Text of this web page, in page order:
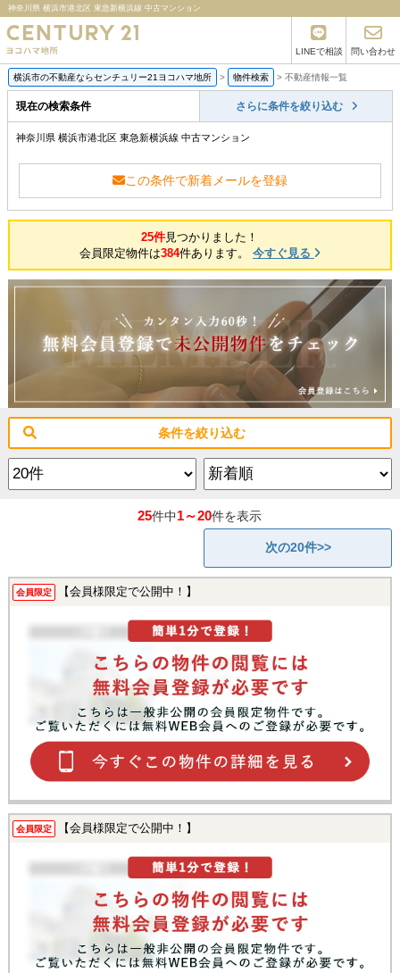
神奈川県 横浜市港北区 東急新横浜線 中古マンション
LINEで相談 問い合わせ
横浜市の不動産ならセンチュリー21ヨコハマ地所 > 物件検索 > 不動産情報一覧
現在の検索条件 さらに条件を絞り込む
神奈川県 横浜市港北区 東急新横浜線 中古マンション
この条件で新着メールを登録
25件見つかりました！
会員限定物件は384件あります。 今すぐ見る
条件を絞り込む
25件中1～20件を表示
次の20件>>
会員限定 【会員様限定で公開中！】
会員限定 【会員様限定で公開中！】